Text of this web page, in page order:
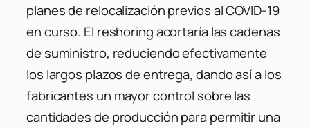
planes de relocalización previos al COVID-19
en curso. El reshoring acortaría las cadenas
de suministro, reduciendo efectivamente
los largos plazos de entrega, dando así a los
fabricantes un mayor control sobre las
cantidades de producción para permitir una